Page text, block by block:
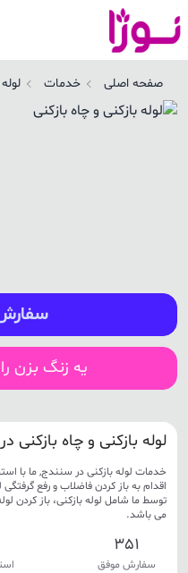
صفحه اصلی خدمات
یه زنگ بزن
لوله بازکنی و چاه بازکنی
خدمات لوله بازکنی در سنندج, ما با
اقدام به باز کردن فاضلاب و رفع
توسط ما شامل لوله بازکنی، باز کردن
می باشد.
351
سفارش موفق